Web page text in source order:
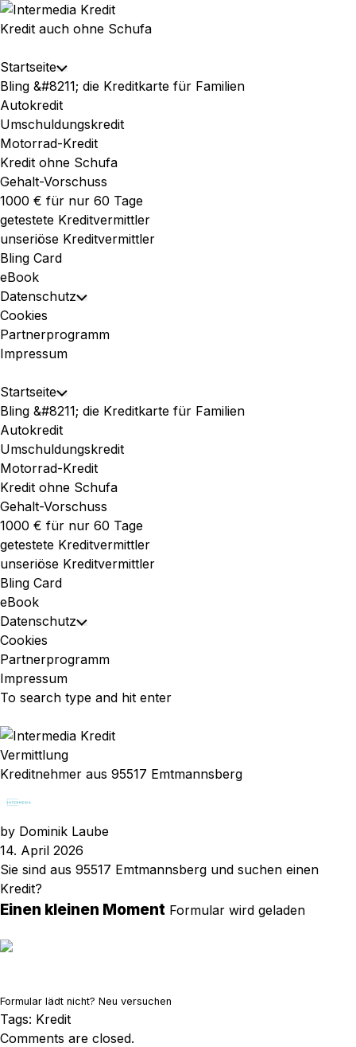
Skip
to
Kredit auch ohne Schufa
Expand
Menu
Startseite Toggle
Child
Menu
Bling &#8211; die Kreditkarte für Familien
Autokredit
Umschuldungskredit
Motorrad-Kredit
Kredit ohne Schufa
Gehalt-Vorschuss
1000 € für nur 60 Tage
getestete Kreditvermittler
unseriöse Kreditvermittler
Bling Card
eBook
Datenschutz Toggle
Menu
Cookies
Partnerprogramm
Impressum
Expand
Menu
Startseite Toggle
Child
Menu
Bling &#8211; die Kreditkarte für Familien
Autokredit
Umschuldungskredit
Motorrad-Kredit
Kredit ohne Schufa
Gehalt-Vorschuss
1000 € für nur 60 Tage
getestete Kreditvermittler
unseriöse Kreditvermittler
Bling Card
eBook
Datenschutz Toggle
Menu
Cookies
Partnerprogramm
Impressum
Vermittlung
Kreditnehmer aus 95517 Emtmannsberg
by Dominik Laube
14. April 2026
Sie sind aus 95517 Emtmannsberg und suchen einen
Kredit?
Einen kleinen Moment Formular wird geladen
Formular lädt nicht? Neu versuchen
Tags: Kredit
Comments are closed.